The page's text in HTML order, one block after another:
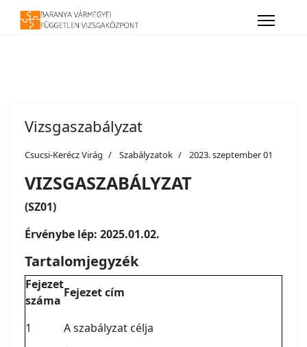
Vizsgaszabályzat
Csucsi-Kerécz Virág Szabályzatok 2023. szeptember 01
VIZSGASZABÁLYZAT
(SZ01)
Érvénybe lép: 2025.01.02.
Tartalomjegyzék
Fejezet
száma
Fejezet cím
1
A szabályzat célja